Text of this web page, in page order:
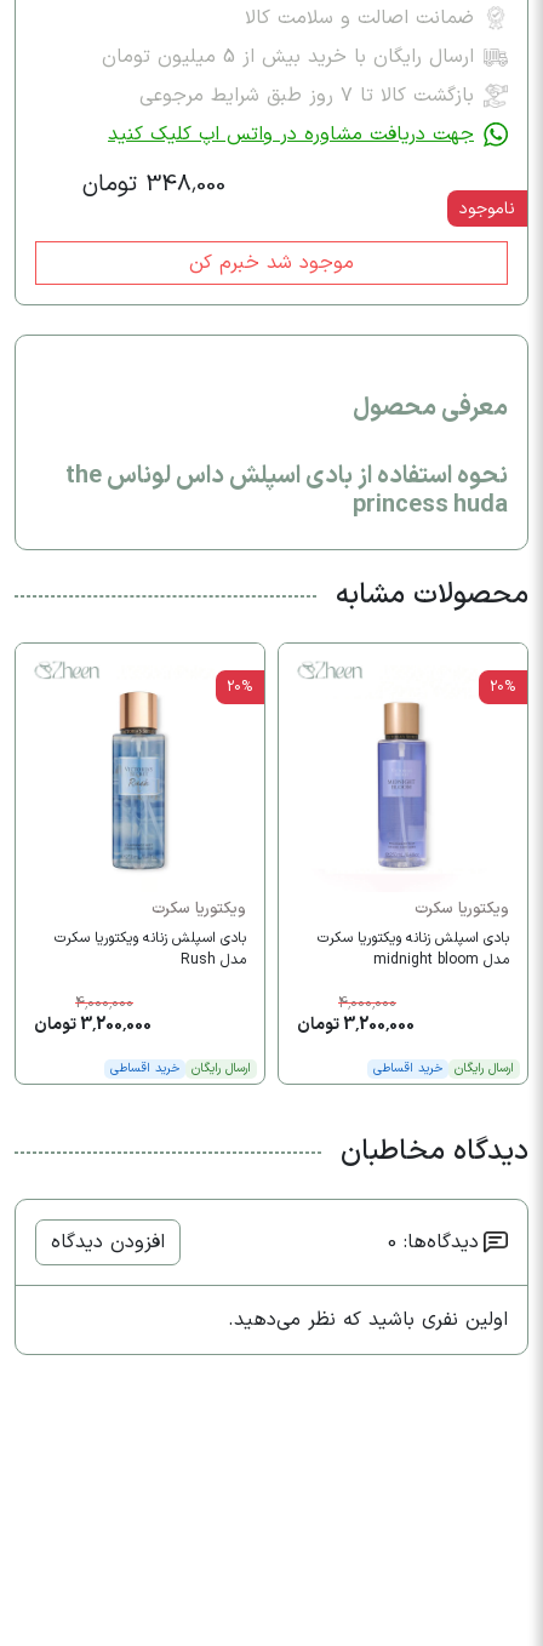
ضمانت اصالت و سلامت کالا
ارسال رایگان با خرید بیش از 5 میلیون تومان
بازگشت کالا تا ۷ روز طبق شرایط مرجوعی
جهت دریافت مشاوره در واتس اپ کلیک کنید
348,000 تومان
ناموجود
موجود شد خبرم کن
معرفی محصول
نحوه استفاده از بادی اسپلش داس لوناس the
princess huda
محصولات مشابه
20%
ویکتوریا سکرت
بادی اسپلش زنانه ویکتوریا سکرت
مدل midnight bloom
4,000,000
3,200,000 تومان
ارسال رایگان خرید اقساطی
20%
ویکتوریا سکرت
بادی اسپلش زنانه ویکتوریا سکرت
مدل Rush
4,000,000
3,200,000 تومان
ارسال رایگان خرید اقساطی
دیدگاه مخاطبان
دیدگاه‌ها: 0 افزودن دیدگاه
اولین نفری باشید که نظر می‌دهید.